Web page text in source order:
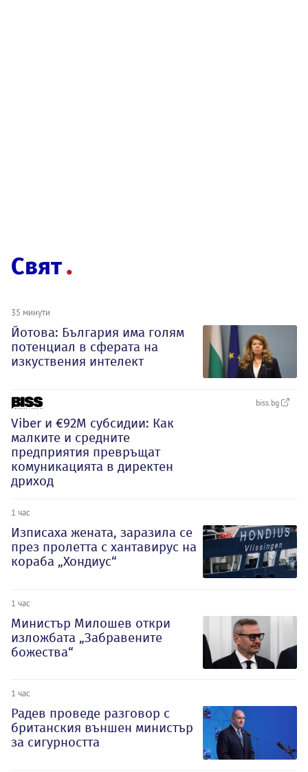
Свят
35 минути
Йотова: България има голям
потенциал в сферата на
изкуствения интелект
biss.bg
Viber и €92М субсидии: Как
малките и средните
предприятия превръщат
комуникацията в директен
дриход
1 час
Изписаха жената, заразила се
през пролетта с хантавирус на
кораба „Хондиус“
1 час
Министър Милошев откри
изложбата „Забравените
божества“
1 час
Радев проведе разговор с
британския външен министър
за сигурността